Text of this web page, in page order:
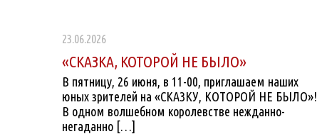
23.06.2026
«СКАЗКА, КОТОРОЙ НЕ БЫЛО»
В пятницу, 26 июня, в 11-00, приглашаем наших
юных зрителей на «СКАЗКУ, КОТОРОЙ НЕ БЫЛО»!
В одном волшебном королевстве нежданно-
негаданно […]